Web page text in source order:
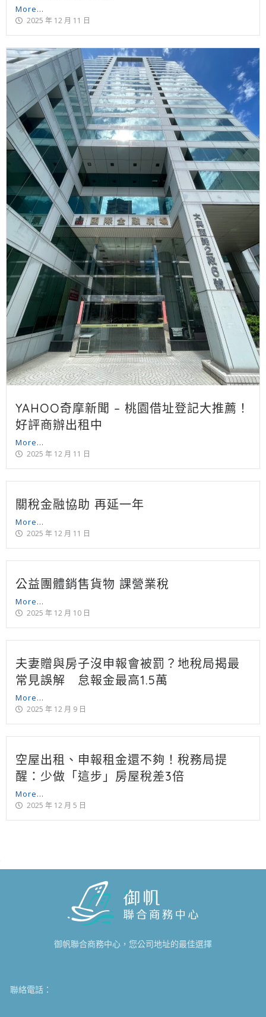
More...
2025 年 12 月 11 日
YAHOO奇摩新聞 – 桃園借址登記大推薦！
好評商辦出租中
More...
2025 年 12 月 11 日
關稅金融協助 再延一年
More...
2025 年 12 月 11 日
公益團體銷售貨物 課營業稅
More...
2025 年 12 月 10 日
夫妻贈與房子沒申報會被罰？地稅局揭最
常見誤解 怠報金最高1.5萬
More...
2025 年 12 月 9 日
空屋出租、申報租金還不夠！稅務局提
醒：少做「這步」房屋稅差3倍
More...
2025 年 12 月 5 日
御帆聯合商務中心，您公司地址的最佳選擇
聯絡電話：